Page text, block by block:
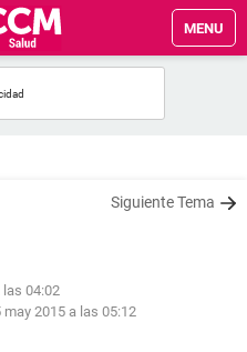
MENU
Siguiente Tema
las 04:02
may 2015 a las 05:12